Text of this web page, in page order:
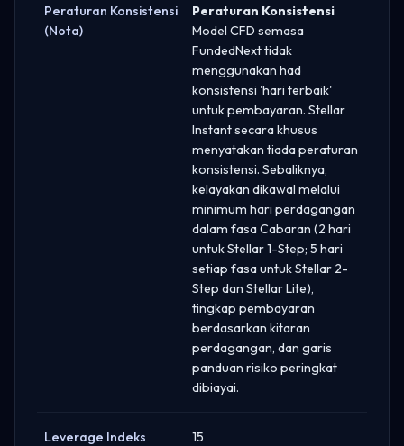
Peraturan Konsistensi
(Nota)
Peraturan Konsistensi
Model CFD semasa
FundedNext tidak
menggunakan had
konsistensi 'hari terbaik'
untuk pembayaran. Stellar
Instant secara khusus
menyatakan tiada peraturan
konsistensi. Sebaliknya,
kelayakan dikawal melalui
minimum hari perdagangan
dalam fasa Cabaran (2 hari
untuk Stellar 1-Step; 5 hari
setiap fasa untuk Stellar 2-
Step dan Stellar Lite),
tingkap pembayaran
berdasarkan kitaran
perdagangan, dan garis
panduan risiko peringkat
dibiayai.
Leverage Indeks
15